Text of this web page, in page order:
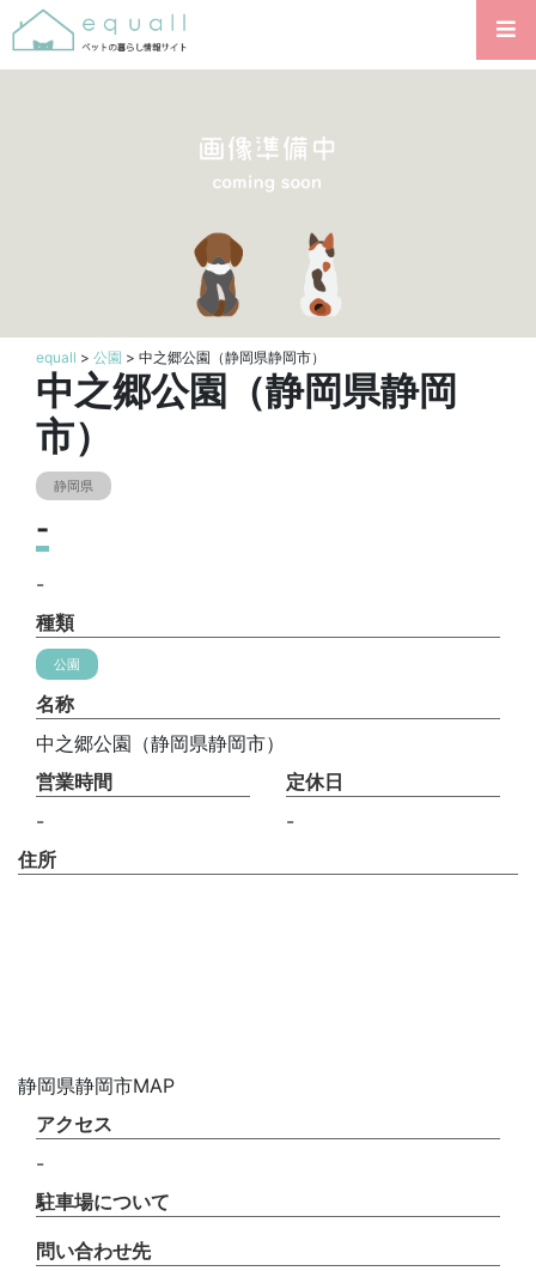
equall > 公園 > 中之郷公園（静岡県静岡市）
中之郷公園（静岡県静岡
市）
静岡県
-
-
種類
公園
名称
中之郷公園（静岡県静岡市）
営業時間
-
定休日
-
住所
静岡県静岡市MAP
アクセス
-
駐車場について
問い合わせ先